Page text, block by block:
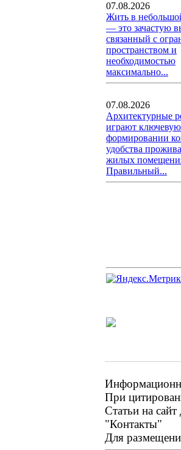
07.08.2026
Жить в
— это зачастую
связанный с
пространством и
необходимостью
максимально...
07.08.2026
Архитектурные
играют
формировании
удобства
жилых
Правильный...
При
Статьи на
"Контакты"
Для